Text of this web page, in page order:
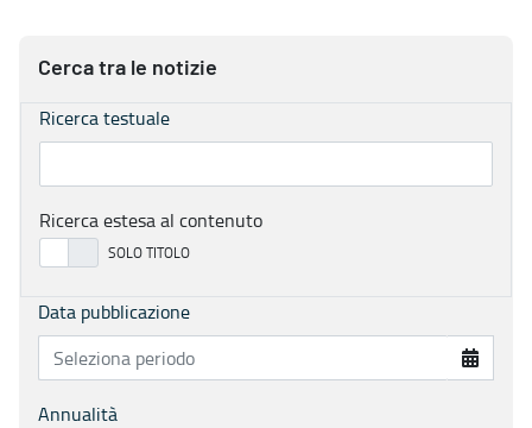
Cerca tra le notizie
Ricerca testuale
Ricerca estesa al contenuto
Data pubblicazione
Annualità